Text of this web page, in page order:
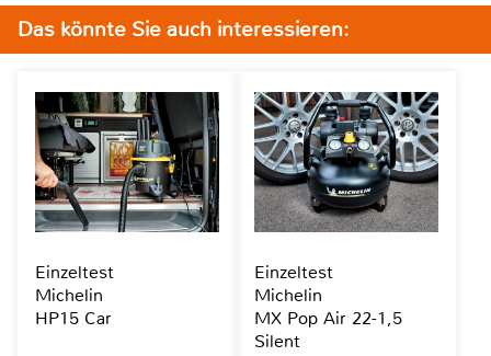
Das könnte Sie auch interessieren:
Einzeltest
Michelin
HP15 Car
Einzeltest
Michelin
MX Pop Air 22-1,5
Silent